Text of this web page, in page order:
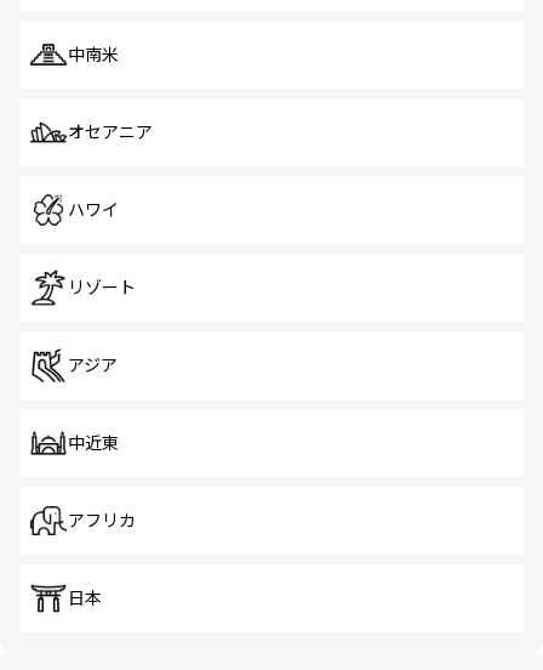
中南米
オセアニア
ハワイ
リゾート
アジア
中近東
アフリカ
日本